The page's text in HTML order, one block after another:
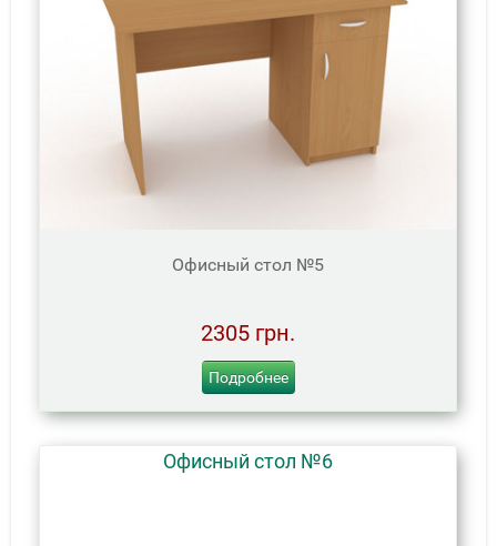
Офисный стол №5
2305 грн.
Подробнее
Офисный стол №6